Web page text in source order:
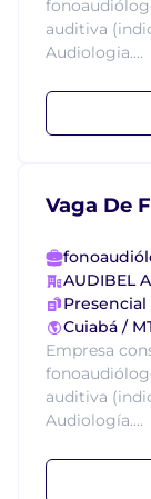
auditiva
Audiologia....
Vaga De
AUDIBEL
Presencial
Cuiabá /
Empresa
auditiva
Audiología....